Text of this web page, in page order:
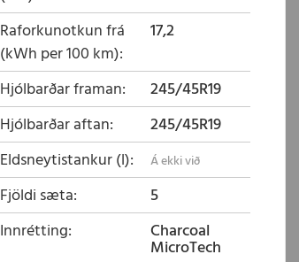
Raforkunotkun frá
(kWh per 100 km)
17,2
Hjólbarðar framan
245/45R19
Hjólbarðar aftan
245/45R19
Eldsneytistankur (l)
Fjöldi sæta
5
Innrétting
Charcoal
MicroTech